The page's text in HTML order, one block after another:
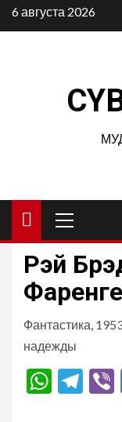
Перейти
к
6 августа 2026
меню
Рэй
Фантастика,
надежды